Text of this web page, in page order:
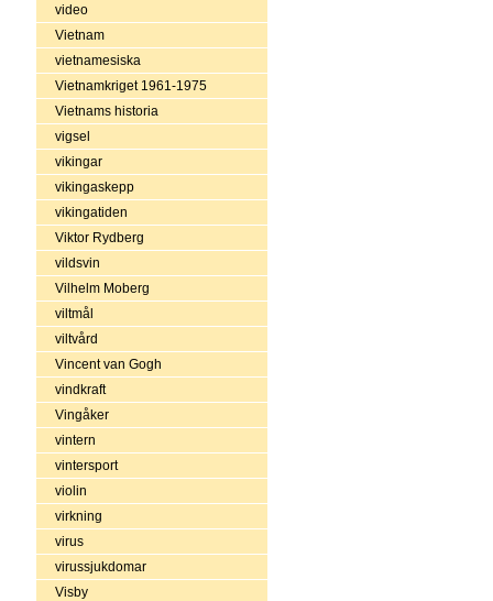
video
Vietnam
vietnamesiska
Vietnamkriget 1961-1975
Vietnams historia
vigsel
vikingar
vikingaskepp
vikingatiden
Viktor Rydberg
vildsvin
Vilhelm Moberg
viltmål
viltvård
Vincent van Gogh
vindkraft
Vingåker
vintern
vintersport
violin
virkning
virus
virussjukdomar
Visby